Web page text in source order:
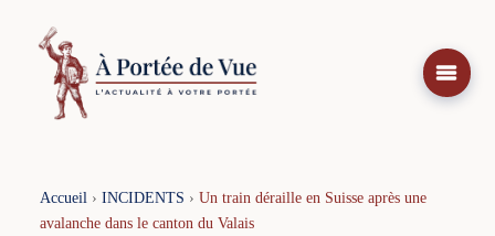
contenu
Accueil› INCIDENTS › Un train déraille en Suisse après une
avalanche dans le canton du Valais